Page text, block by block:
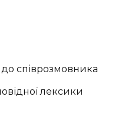
співрозмовника
лексики